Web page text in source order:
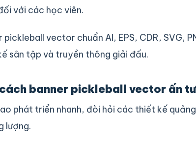
với các học viên.
vector chuẩn AI, EPS, CDR, SVG,
sân tập và truyền thông giải đấu.
banner pickleball vector ấn
phát triển nhanh, đòi hỏi các thiết kế
lượng.